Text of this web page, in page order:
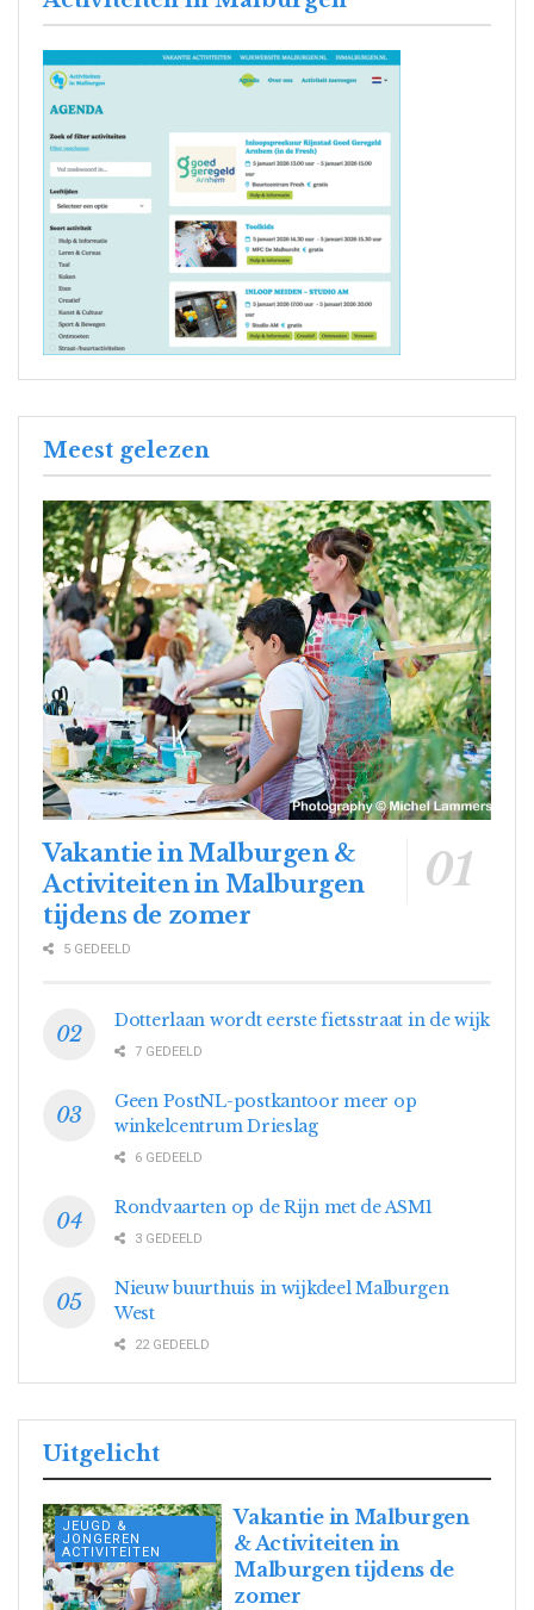
Meest gelezen
Vakantie in Malburgen &
Activiteiten in Malburgen
tijdens de zomer
5 GEDEELD
Dotterlaan wordt eerste fietsstraat in de wijk
7 GEDEELD
Geen PostNL-postkantoor meer op
winkelcentrum Drieslag
6 GEDEELD
Rondvaarten op de Rijn met de ASM1
3 GEDEELD
Nieuw buurthuis in wijkdeel Malburgen
West
22 GEDEELD
Uitgelicht
JEUGD &
JONGEREN
ACTIVITEITEN
Vakantie in Malburgen
& Activiteiten in
Malburgen tijdens de
zomer